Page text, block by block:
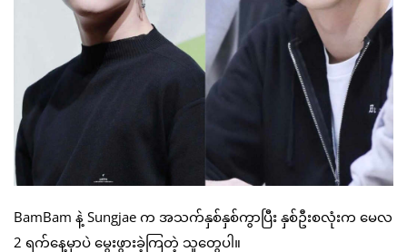
BamBam နဲ့ Sungjae က အသက်နှစ်နှစ်ကွာပြီး နှစ်ဦးစလုံးက မေလ
2 ရက်နေ့မှာပဲ မွေးဖွားခဲ့ကြတဲ့ သူတွေပါ။